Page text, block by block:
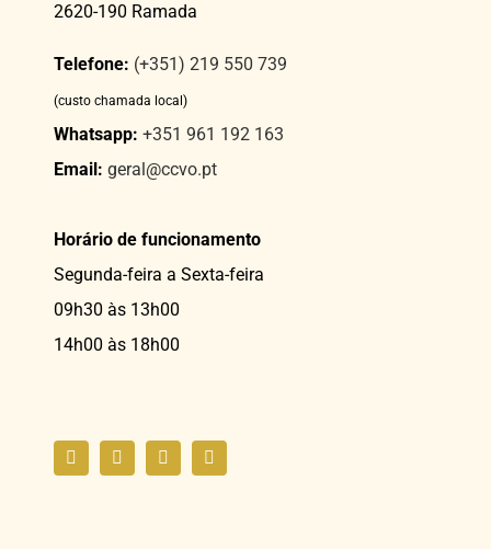
2620-190 Ramada
Telefone: (+351) 219 550 739
(custo chamada local)
Whatsapp: +351 961 192 163
Email: geral@ccvo.pt
Horário de funcionamento
Segunda-feira a Sexta-feira
09h30 às 13h00
14h00 às 18h00